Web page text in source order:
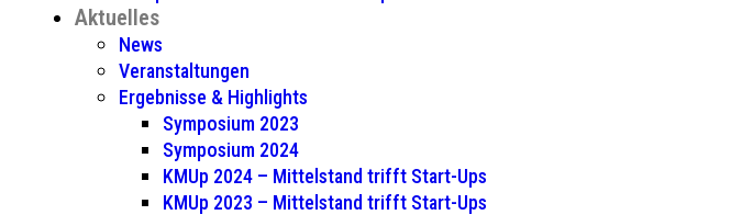
Aktuelles
News
Veranstaltungen
Ergebnisse & Highlights
Symposium 2023
Symposium 2024
KMUp 2024 – Mittelstand trifft Start-Ups
KMUp 2023 – Mittelstand trifft Start-Ups